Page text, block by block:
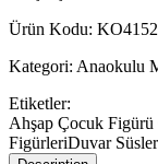
Ürün Kodu: KO4152
Kategori: Anaokulu
Etiketler:
Ahşap Çocuk Figürü
FigürleriDuvar